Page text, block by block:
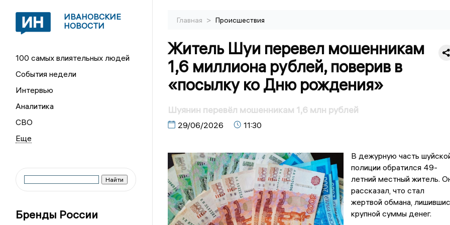
ИВАНОВСКИЕ
НОВОСТИ
100 самых влиятельных людей
События недели
Интервью
Аналитика
СВО
Бренды России
Главная > Происшествия
Житель Шуи перевел мошенникам
1,6 миллиона рублей, поверив в
«посылку ко Дню рождения»
Шуянин перевёл мошенникам 1,6 млн рублей
29/06/2026 11:30
В дежурную часть
полиции обратился 49-
летний местный житель.
рассказал, что стал
жертвой обмана,
крупной суммы денег.